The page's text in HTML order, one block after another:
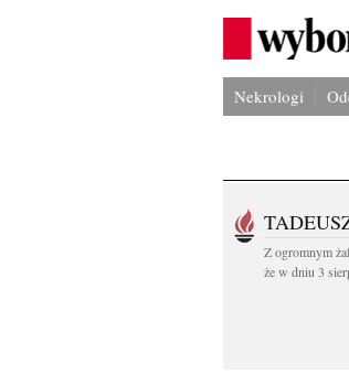
Nekrologi
Z ogromnym
że w dniu 3